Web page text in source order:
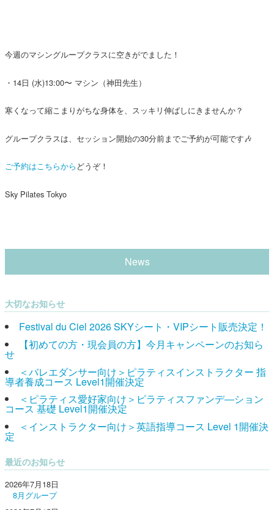
今週のマシングループクラスに空きがでました！
・14日 (水)13:00〜 マシン（神田先生）
寒くなって縮こまりがちな身体を、スッキリ伸ばしにきませんか？
グループクラスは、セッション開始の30分前までご予約が可能です🎶
ご予約はこちらから どうぞ！
Sky Pilates Tokyo
News
大切なお知らせ
Festival du Ciel 2026 SKYシート・VIPシート販売決定！
【初めての方・現会員の方】今月キャンペーンのお知ら
せ
＜バレエダンサー向け＞ピラティスインストラクター 指
導者養成コース Level1開催決定
＜ピラティス愛好家向け＞ピラティスファンデ―ション
コース 基礎 Level1開催決定
＜インストラクター向け＞英語指導コース Level 1開催決
定
最近のお知らせ
2026年7月18日
8月グループ